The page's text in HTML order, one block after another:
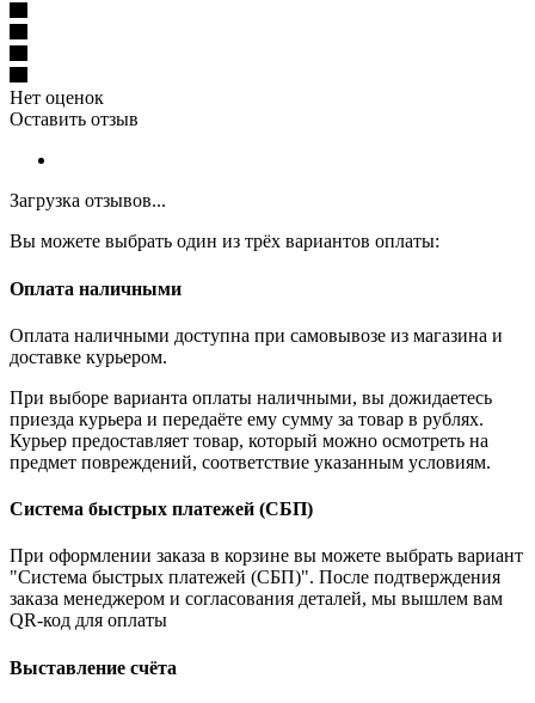
Нет оценок
Оставить отзыв
Загрузка отзывов...
Вы можете выбрать один из трёх вариантов оплаты:
Оплата наличными
Оплата наличными доступна при самовывозе из магазина и
доставке курьером.
При выборе варианта оплаты наличными, вы дожидаетесь
приезда курьера и передаёте ему сумму за товар в рублях.
Курьер предоставляет товар, который можно осмотреть на
предмет повреждений, соответствие указанным условиям.
Система быстрых платежей (СБП)
При оформлении заказа в корзине вы можете выбрать вариант
"Система быстрых платежей (СБП)". После подтверждения
заказа менеджером и согласования деталей, мы вышлем вам
QR-код для оплаты
Выставление счёта